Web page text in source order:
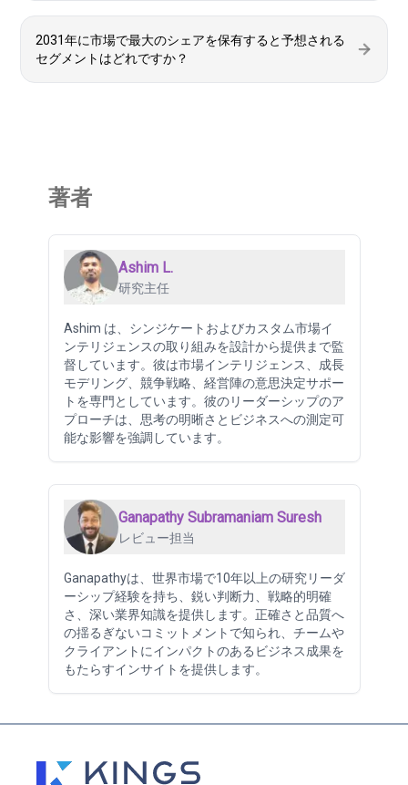
2031年に市場で最大のシェアを保有すると予想される
セグメントはどれですか？
著者
Ashim L.
研究主任
Ashim は、シンジケートおよびカスタム市場イ
ンテリジェンスの取り組みを設計から提供まで監
督しています。彼は市場インテリジェンス、成長
モデリング、競争戦略、経営陣の意思決定サポー
トを専門としています。彼のリーダーシップのア
プローチは、思考の明晰さとビジネスへの測定可
能な影響を強調しています。
Ganapathy Subramaniam Suresh
レビュー担当
Ganapathyは、世界市場で10年以上の研究リーダ
ーシップ経験を持ち、鋭い判断力、戦略的明確
さ、深い業界知識を提供します。正確さと品質へ
の揺るぎないコミットメントで知られ、チームや
クライアントにインパクトのあるビジネス成果を
もたらすインサイトを提供します。